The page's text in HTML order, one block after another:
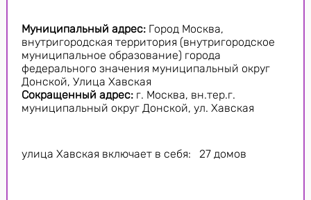
Муниципальный адрес:Город Москва,
внутригородская территория (внутригородское
муниципальное образование) города
федерального значения муниципальный округ
Донской, Улица Хавская
Сокращенный адрес:г. Москва, вн.тер.г.
муниципальный округ Донской, ул. Хавская
улица Хавская включает в себя: 27 домов